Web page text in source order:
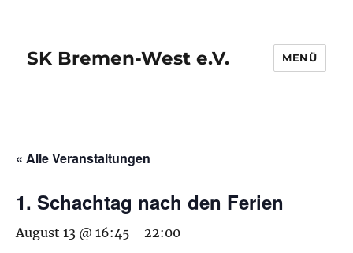
SK Bremen-West e.V. MENÜ
« Alle Veranstaltungen
1. Schachtag nach den Ferien
August 13 @ 16:45 - 22:00